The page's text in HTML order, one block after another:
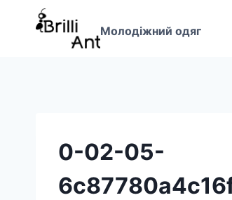
Перейти
Молодіжний одяг
0-02-05-